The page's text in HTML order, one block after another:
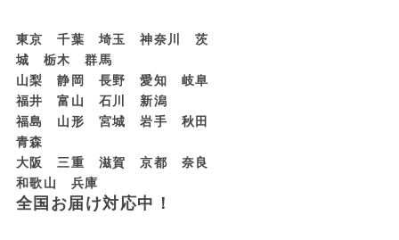
東京 千葉 埼玉 神奈川 茨
城 栃木 群馬
山梨 静岡 長野 愛知 岐阜
福井 富山 石川 新潟
福島 山形 宮城 岩手 秋田
青森
大阪 三重 滋賀 京都 奈良
和歌山 兵庫
全国お届け対応中！